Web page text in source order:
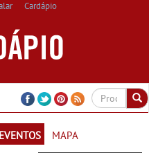
Cardápio
mapa